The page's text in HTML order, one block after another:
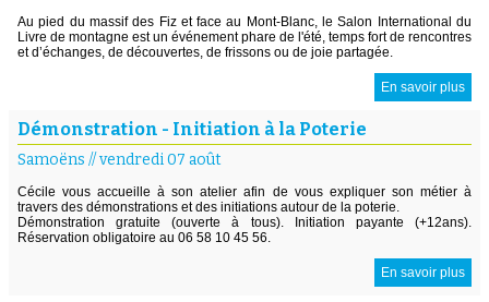
Au pied du massif des Fiz et face au Mont-Blanc, le Salon International du
Livre de montagne est un événement phare de l'été, temps fort de rencontres
et d’échanges, de découvertes, de frissons ou de joie partagée.
En savoir plus
Démonstration - Initiation à la Poterie
Samoëns //vendredi 07 août
Cécile vous accueille à son atelier afin de vous expliquer son métier à
travers des démonstrations et des initiations autour de la poterie.
Démonstration gratuite (ouverte à tous). Initiation payante (+12ans).
Réservation obligatoire au 06 58 10 45 56.
En savoir plus